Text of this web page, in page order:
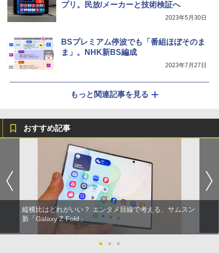
プリ。民放/メーカーと技術検証へ
2023年5月30日
BSプレミアム停波でも「番組ほぼそのま
ま」。NHK新BS編成
2023年7月27日
もっと関連記事を見る
おすすめ記事
縦横比はどれがいい？ エンタメ目線で考える、サムスン
新「Galaxy Z Fold」
● ● ●